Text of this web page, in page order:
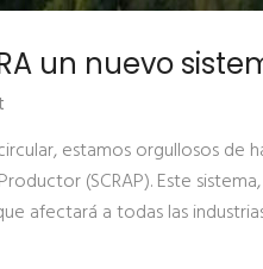
un nuevo
estamos orgullosos
(SCRAP). Este
afectará a todas las